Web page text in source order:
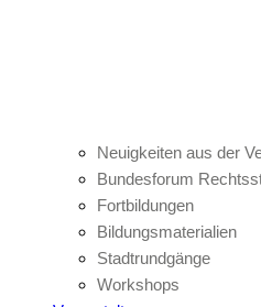
Neuigkeiten aus der
Bundesforum
Fortbildungen
Bildungsmaterialien
Stadtrundgänge
Workshops